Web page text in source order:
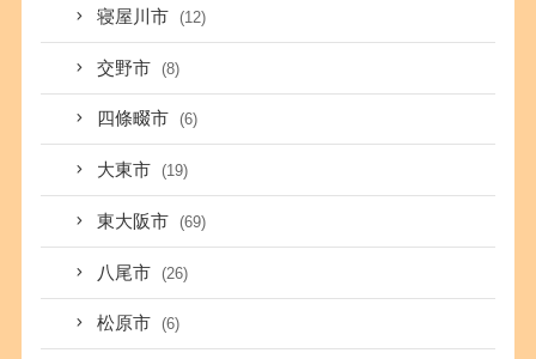
寝屋川市 (12)
交野市 (8)
四條畷市 (6)
大東市 (19)
東大阪市 (69)
八尾市 (26)
松原市 (6)